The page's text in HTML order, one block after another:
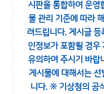
시판을 통합하여 운영
물 관리 기준에 따라
려드립니다. 게시글 등
인정보가 포함될 경우
유의하여 주시기 바랍
게시물에 대해서는
니다. ※ 기상청의 공